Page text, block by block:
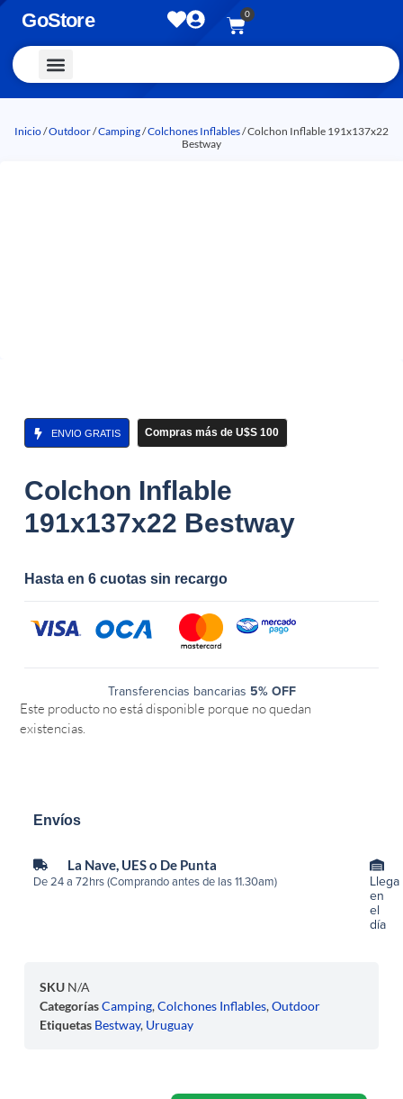
GoStore 0
Inicio/Outdoor/Camping/Colchones Inflables/ Colchon Inflable 191x137x22
Bestway
ENVIO GRATIS Compras más de U$S 100
Colchon Inflable
191x137x22 Bestway
Hasta en 6 cuotas sin recargo
Transferencias bancarias 5% OFF
Este producto no está disponible porque no quedan
existencias.
Envíos
La Nave, UES o De Punta
De 24 a 72hrs (Comprando antes de las 11.30am)
Llega
en
el
día
SKU N/A
CategoríasCamping,Colchones Inflables,Outdoor
Etiquetas Bestway, Uruguay